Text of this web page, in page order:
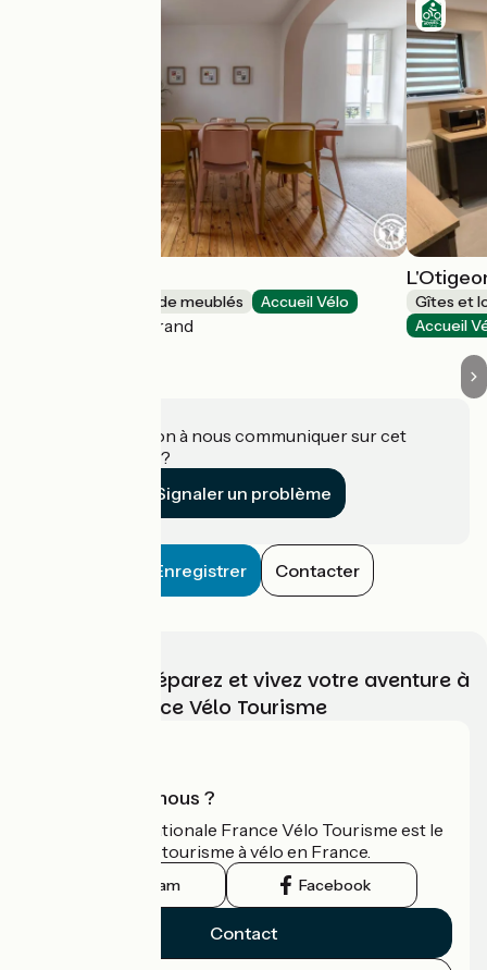
Gîtes et locations de meublés Accueil Vélo
Clermont-Ferrand
Gîtes et
Accueil
Une information à nous communiquer sur cet
établissement ?
Signaler un problème
Enregistrer Contacter
Choisissez, préparez et vivez votre aventure à
vélo avec France Vélo Tourisme
Qui sommes-nous ?
L'association nationale France Vélo Tourisme est le
guide officiel du tourisme à vélo en France.
Instagram Facebook
Contact